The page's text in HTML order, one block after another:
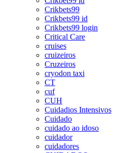
Crikbets99
Crikbets99 id
Crikbets99 login
Critical Care
cruises
cruizeiros
Cruzeiros
cryodon taxi
CT
cuf
CUH
Cuidadios Intensivos
Cuidado
cuidado ao idoso
cuidador
cuidadores